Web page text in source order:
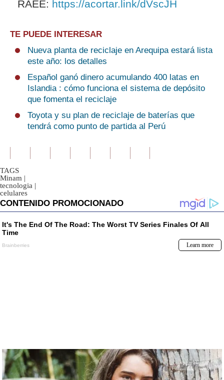
RAEE: https://acortar.link/dVscJH
TE PUEDE INTERESAR
Nueva planta de reciclaje en Arequipa estará lista
este año: los detalles
Español ganó dinero acumulando 400 latas en
Islandia : cómo funciona el sistema de depósito
que fomenta el reciclaje
Toyota y su plan de reciclaje de baterías que
tendrá como punto de partida al Perú
TAGS
Minam |
tecnologia |
celulares